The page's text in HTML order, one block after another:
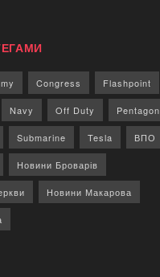
Congress Flashpoint
Navy Off Duty Pentagon
Submarine Tesla ВПО
Новини Броварів
Новини Макарова